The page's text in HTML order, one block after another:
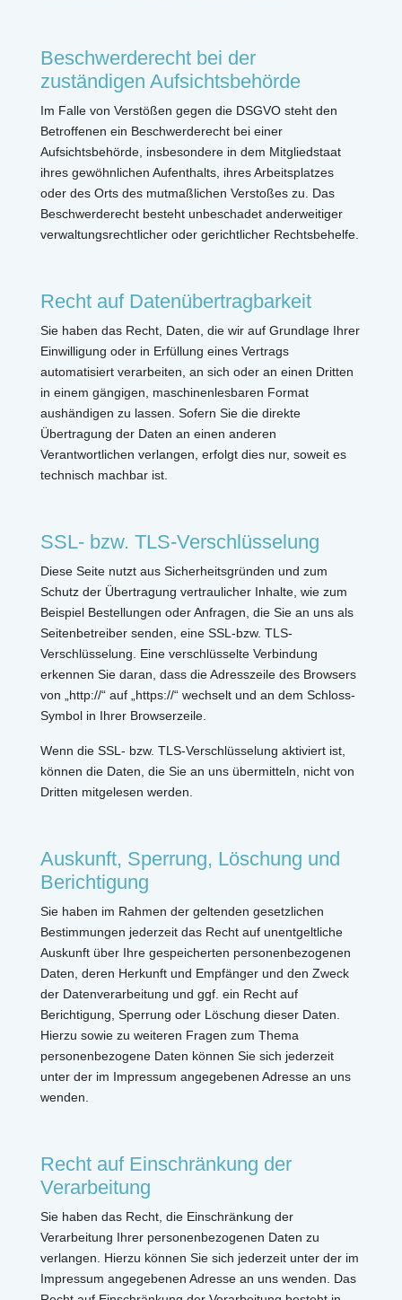
Beschwerderecht bei der
zuständigen Aufsichtsbehörde
Im Falle von Verstößen gegen die DSGVO steht den
Betroffenen ein Beschwerderecht bei einer
Aufsichtsbehörde, insbesondere in dem Mitgliedstaat
ihres gewöhnlichen Aufenthalts, ihres Arbeitsplatzes
oder des Orts des mutmaßlichen Verstoßes zu. Das
Beschwerderecht besteht unbeschadet anderweitiger
verwaltungsrechtlicher oder gerichtlicher Rechtsbehelfe.
Recht auf Datenübertragbarkeit
Sie haben das Recht, Daten, die wir auf Grundlage Ihrer
Einwilligung oder in Erfüllung eines Vertrags
automatisiert verarbeiten, an sich oder an einen Dritten
in einem gängigen, maschinenlesbaren Format
aushändigen zu lassen. Sofern Sie die direkte
Übertragung der Daten an einen anderen
Verantwortlichen verlangen, erfolgt dies nur, soweit es
technisch machbar ist.
SSL- bzw. TLS-Verschlüsselung
Diese Seite nutzt aus Sicherheitsgründen und zum
Schutz der Übertragung vertraulicher Inhalte, wie zum
Beispiel Bestellungen oder Anfragen, die Sie an uns als
Seitenbetreiber senden, eine SSL-bzw. TLS-
Verschlüsselung. Eine verschlüsselte Verbindung
erkennen Sie daran, dass die Adresszeile des Browsers
von „http://“ auf „https://“ wechselt und an dem Schloss-
Symbol in Ihrer Browserzeile.
Wenn die SSL- bzw. TLS-Verschlüsselung aktiviert ist,
können die Daten, die Sie an uns übermitteln, nicht von
Dritten mitgelesen werden.
Auskunft, Sperrung, Löschung und
Berichtigung
Sie haben im Rahmen der geltenden gesetzlichen
Bestimmungen jederzeit das Recht auf unentgeltliche
Auskunft über Ihre gespeicherten personenbezogenen
Daten, deren Herkunft und Empfänger und den Zweck
der Datenverarbeitung und ggf. ein Recht auf
Berichtigung, Sperrung oder Löschung dieser Daten.
Hierzu sowie zu weiteren Fragen zum Thema
personenbezogene Daten können Sie sich jederzeit
unter der im Impressum angegebenen Adresse an uns
wenden.
Recht auf Einschränkung der
Verarbeitung
Sie haben das Recht, die Einschränkung der
Verarbeitung Ihrer personenbezogenen Daten zu
verlangen. Hierzu können Sie sich jederzeit unter der im
Impressum angegebenen Adresse an uns wenden. Das